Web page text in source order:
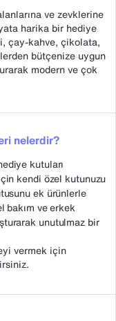
ve zevklerine
harika bir hediye
çay-kahve, çikolata,
bütçenize uygun
modern ve çok
nelerdir?
kutuları
kendi özel kutunuzu
ek ürünlerle
bakım ve erkek
unutulmaz bir
vermek için